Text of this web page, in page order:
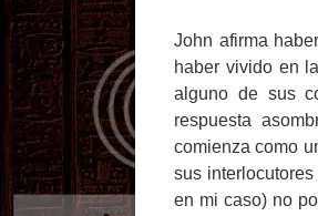
John afirma
haber vivido en la
alguno de sus
respuesta
comienza como
sus
en mi caso) no